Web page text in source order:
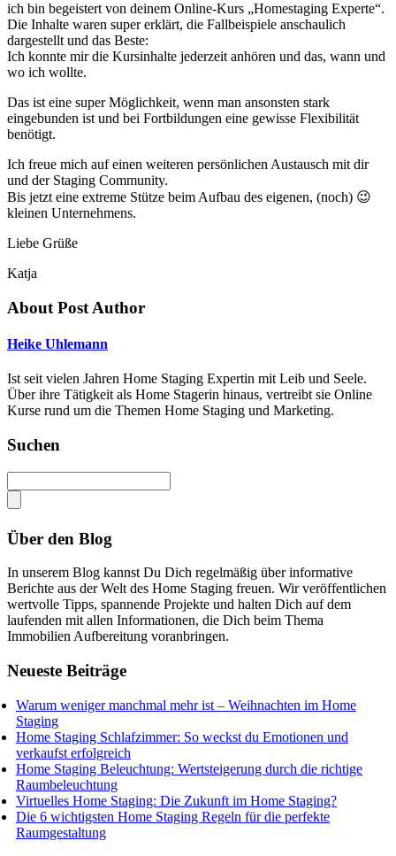
ich bin begeistert von deinem Online-Kurs „Homestaging Experte“.
Die Inhalte waren super erklärt, die Fallbeispiele anschaulich
dargestellt und das Beste:
Ich konnte mir die Kursinhalte jederzeit anhören und das, wann und
wo ich wollte.
Das ist eine super Möglichkeit, wenn man ansonsten stark
eingebunden ist und bei Fortbildungen eine gewisse Flexibilität
benötigt.
Ich freue mich auf einen weiteren persönlichen Austausch mit dir
und der Staging Community.
Bis jetzt eine extreme Stütze beim Aufbau des eigenen, (noch) 😉
kleinen Unternehmens.
Liebe Grüße
Katja
About Post Author
Heike Uhlemann
Ist seit vielen Jahren Home Staging Expertin mit Leib und Seele.
Über ihre Tätigkeit als Home Stagerin hinaus, vertreibt sie Online
Kurse rund um die Themen Home Staging und Marketing.
Suchen
Über den Blog
In unserem Blog kannst Du Dich regelmäßig über informative
Berichte aus der Welt des Home Staging freuen. Wir veröffentlichen
wertvolle Tipps, spannende Projekte und halten Dich auf dem
laufenden mit allen Informationen, die Dich beim Thema
Immobilien Aufbereitung voranbringen.
Neueste Beiträge
Warum weniger manchmal mehr ist – Weihnachten im Home
Staging
Home Staging Schlafzimmer: So weckst du Emotionen und
verkaufst erfolgreich
Home Staging Beleuchtung: Wertsteigerung durch die richtige
Raumbeleuchtung
Virtuelles Home Staging: Die Zukunft im Home Staging?
Die 6 wichtigsten Home Staging Regeln für die perfekte
Raumgestaltung